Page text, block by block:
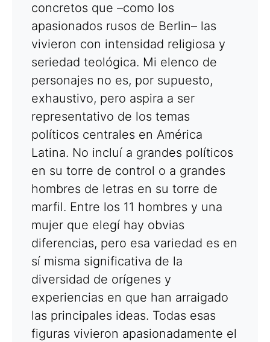
concretos que –como los
apasionados rusos de Berlin– las
vivieron con intensidad religiosa y
seriedad teológica. Mi elenco de
personajes no es, por supuesto,
exhaustivo, pero aspira a ser
representativo de los temas
políticos centrales en América
Latina. No incluí a grandes políticos
en su torre de control o a grandes
hombres de letras en su torre de
marfil. Entre los 11 hombres y una
mujer que elegí hay obvias
diferencias, pero esa variedad es en
sí misma significativa de la
diversidad de orígenes y
experiencias en que han arraigado
las principales ideas. Todas esas
figuras vivieron apasionadamente el